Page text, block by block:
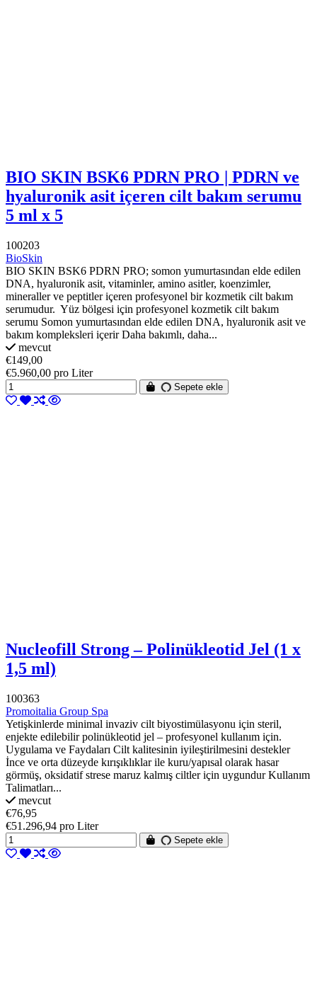
BIO SKIN BSK6 PDRN PRO | PDRN ve
hyaluronik asit içeren cilt bakım serumu
5 ml x 5
100203
BioSkin
BIO SKIN BSK6 PDRN PRO; somon yumurtasından elde edilen
DNA, hyaluronik asit, vitaminler, amino asitler, koenzimler,
mineraller ve peptitler içeren profesyonel bir kozmetik cilt bakım
serumudur. Yüz bölgesi için profesyonel kozmetik cilt bakım
serumu Somon yumurtasından elde edilen DNA, hyaluronik asit ve
bakım kompleksleri içerir Daha bakımlı, daha...
mevcut
€149,00
€5.960,00 pro Liter
Sepete ekle
Nucleofill Strong – Polinükleotid Jel (1 x
1,5 ml)
100363
Promoitalia Group Spa
Yetişkinlerde minimal invaziv cilt biyostimülasyonu için steril,
enjekte edilebilir polinükleotid jel – profesyonel kullanım için.
Uygulama ve Faydaları Cilt kalitesinin iyileştirilmesini destekler
İnce ve orta düzeyde kırışıklıklar ile kuru/yapısal olarak hasar
görmüş, oksidatif strese maruz kalmış ciltler için uygundur Kullanım
Talimatları...
mevcut
€76,95
€51.296,94 pro Liter
Sepete ekle